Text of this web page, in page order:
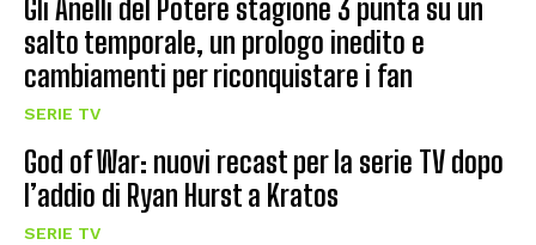
Gli Anelli del Potere stagione 3 punta su un
salto temporale, un prologo inedito e
cambiamenti per riconquistare i fan
SERIE TV
God of War: nuovi recast per la serie TV dopo
l’addio di Ryan Hurst a Kratos
SERIE TV